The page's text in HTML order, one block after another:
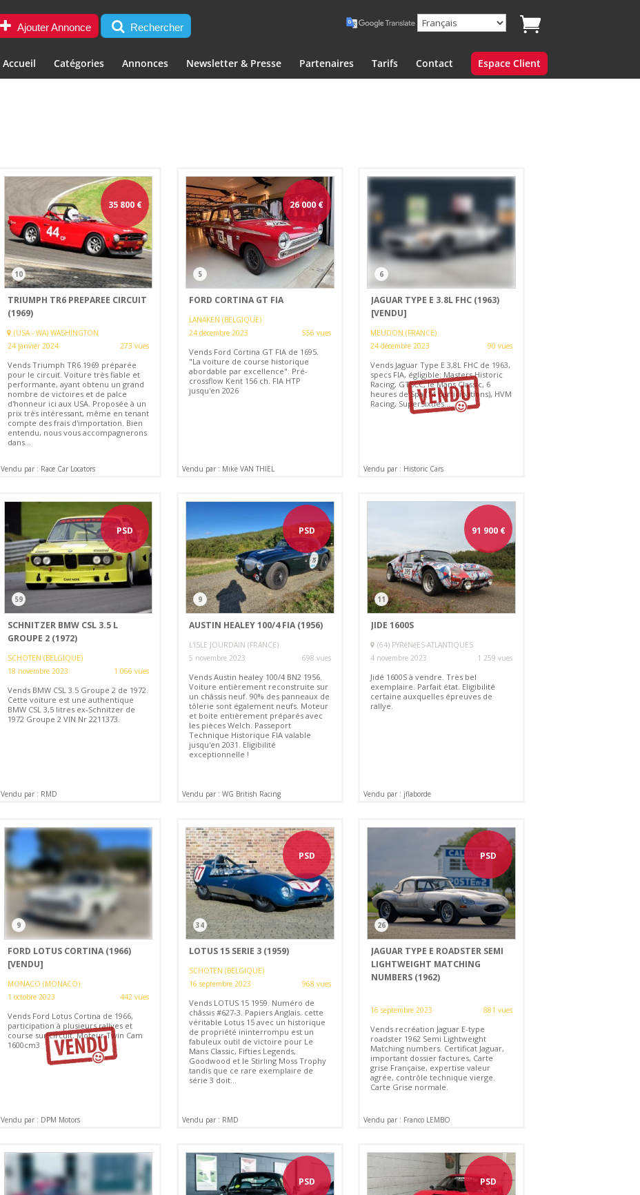
Ajouter Annonce Rechercher
Accueil Catégories Annonces Newsletter & Presse Partenaires Tarifs Contact Espace Client
35 800€
10
TRIUMPH TR6 PREPAREE CIRCUIT
(1969)
(USA - WA) WASHINGTON
24 janvier 2024
273 vues
Vends Triumph TR6 1969 préparée
pour le circuit. Voiture très fiable et
performante, ayant obtenu un grand
nombre de victoires et de palce
d'honneur ici aux USA. Proposée à un
prix très intéressant, même en tenant
compte des frais d'importation. Bien
entendu, nous vous accompagnerons
dans...
Vendu par : Race Car Locators
26 000 €
5
FORD CORTINA GT FIA
LANAKEN (BELGIQUE)
24 décembre 2023
556 vues
Vends Ford Cortina GT FIA de 1695.
"La voiture de course historique
abordable par excellence". Pré-
crossflow Kent 156 ch. FIA HTP
jusqu'en 2026
Vendu par : Mike VAN THIEL
6
JAGUAR TYPE E 3.8L FHC (1963)
[VENDU]
MEUDON (FRANCE)
24 décembre 2023
90 vues
Vends Jaguar Type E 3,8L FHC de 1963,
specs FIA, égligible: Masters Historic
Racing, GTSCC, le Mans Classic, 6
heures de Spa (14 participations), HVM
Racing, SuperSixties...
Vendu par : Historic Cars
PSD
59
SCHNITZER BMW CSL 3.5 L
GROUPE 2 (1972)
SCHOTEN (BELGIQUE)
18 novembre 2023
1 066 vues
Vends BMW CSL 3.5 Groupe 2 de 1972.
Cette voiture est une authentique
BMW CSL 3,5 litres ex-Schnitzer de
1972 Groupe 2 VIN Nr 2211373.
Vendu par : RMD
PSD
9
AUSTIN HEALEY 100/4 FIA (1956)
L'ISLE JOURDAIN (FRANCE)
5 novembre 2023
698 vues
Vends Austin healey 100/4 BN2 1956.
Voiture entièrement reconstruite sur
un châssis neuf. 90% des panneaux de
tôlerie sont également neufs. Moteur
et boite entièrement préparés avec
les pièces Welch. Passeport
Technique Historique FIA valable
jusqu'en 2031. Eligibilité
exceptionnelle !
Vendu par : WG British Racing
91 900€
11
JIDE 1600S
(64) PYRéNéES-ATLANTIQUES
4 novembre 2023
1 259 vues
Jidé 1600S à vendre. Très bel
exemplaire. Parfait état. Eligibilité
certaine auxquelles épreuves de
rallye.
Vendu par : jflaborde
9
FORD LOTUS CORTINA (1966)
[VENDU]
MONACO (MONACO)
1 octobre 2023
442 vues
Vends Ford Lotus Cortina de 1966,
participation à plusieurs rallyes et
course sur circuit. Moteur Twin Cam
1600cm3
Vendu par : DPM Motors
PSD
34
LOTUS 15 SERIE 3 (1959)
SCHOTEN (BELGIQUE)
16 septembre 2023
968 vues
Vends LOTUS 15 1959. Numéro de
châssis #627-3. Papiers Anglais. cette
véritable Lotus 15 avec un historique
de propriété ininterrompu est un
fabuleux outil de victoire pour Le
Mans Classic, Fifties Legends,
Goodwood et le Stirling Moss Trophy
tandis que ce rare exemplaire de
série 3 doit...
Vendu par : RMD
PSD
26
JAGUAR TYPE E ROADSTER SEMI
LIGHTWEIGHT MATCHING
NUMBERS (1962)
16 septembre 2023 881 vues
Vends recréation Jaguar E-type
roadster 1962 Semi Lightweight
Matching numbers. Certificat Jaguar,
important dossier factures, Carte
grise Française, expertise valeur
agrée, contrôle technique vierge.
Carte Grise normale.
Vendu par : Franco LEMBO
PSD PSD